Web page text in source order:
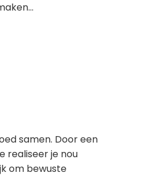
samen. Door een
realiseer je nou
om bewuste